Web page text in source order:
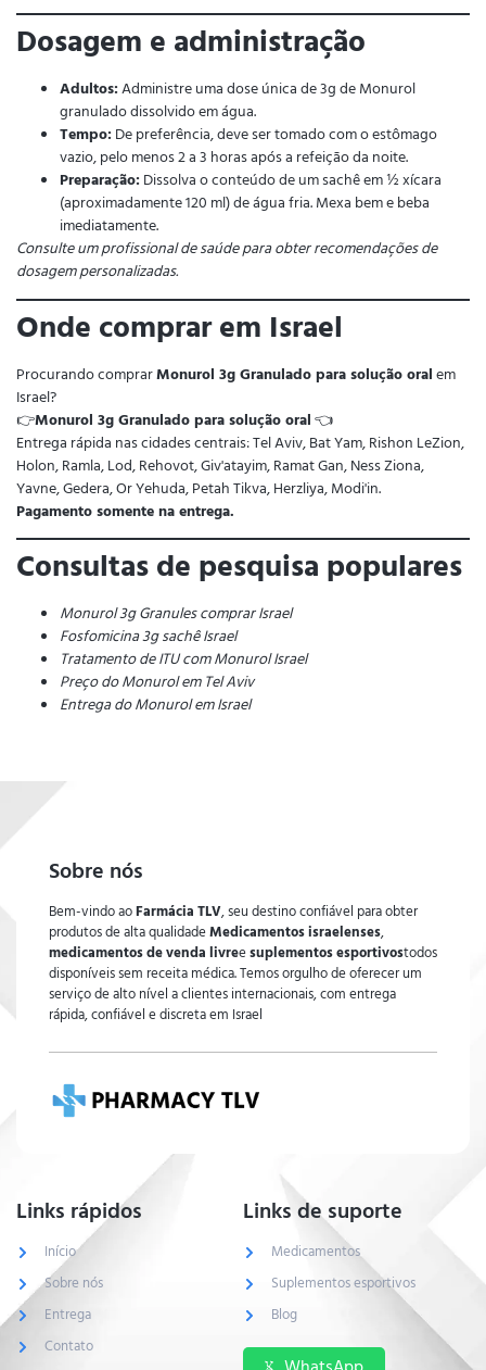
Dosagem e administração
Adultos:Administre uma dose única de 3g de Monurol
granulado dissolvido em água.
Tempo:De preferência, deve ser tomado com o estômago
vazio, pelo menos 2 a 3 horas após a refeição da noite.
Preparação:Dissolva o conteúdo de um sachê em ½ xícara
(aproximadamente 120 ml) de água fria. Mexa bem e beba
imediatamente.
Consulte um profissional de saúde para obter recomendações de
dosagem personalizadas.
Onde comprar em Israel
Procurando comprarMonurol 3g Granulado para solução oralem
Israel?
👉Monurol 3g Granulado para solução oral👈
Entrega rápida nas cidades centrais: Tel Aviv, Bat Yam, Rishon LeZion,
Holon, Ramla, Lod, Rehovot, Giv'atayim, Ramat Gan, Ness Ziona,
Yavne, Gedera, Or Yehuda, Petah Tikva, Herzliya, Modi'in.
Pagamento somente na entrega.
Consultas de pesquisa populares
Monurol 3g Granules comprar Israel
Fosfomicina 3g sachê Israel
Tratamento de ITU com Monurol Israel
Preço do Monurol em Tel Aviv
Entrega do Monurol em Israel
Sobre nós
Bem-vindo aoFarmácia TLV, seu destino confiável para obter
produtos de alta qualidadeMedicamentos israelenses,
medicamentos de venda livreesuplementos esportivostodos
disponíveis sem receita médica. Temos orgulho de oferecer um
serviço de alto nível a clientes internacionais, com entrega
rápida, confiável e discreta em Israel
Links rápidos
Início
Sobre nós
Entrega
Contato
Links de suporte
Medicamentos
Suplementos esportivos
Blog